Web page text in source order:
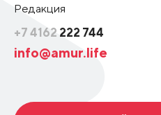
Редакция
+7 4162 222 744
info@amur.life